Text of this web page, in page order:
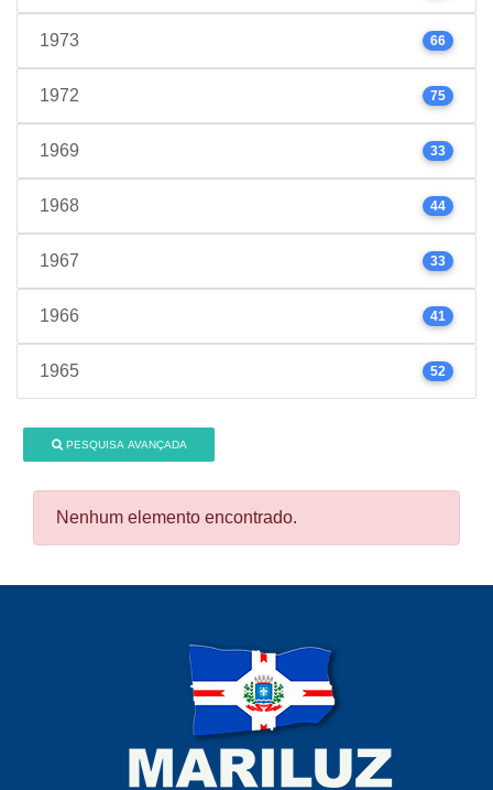
1973 66
1972 75
1969 33
1968 44
1967 33
1966 41
1965 52
PESQUISA AVANÇADA
Nenhum elemento encontrado.